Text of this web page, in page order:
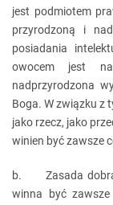
jest podmiotem
przyrodzoną i
posiadania
owocem jest
nadprzyrodzona
Boga. W związku z
jako rzecz, jako
winien być zawsze
b. Zasada dobra
winna być